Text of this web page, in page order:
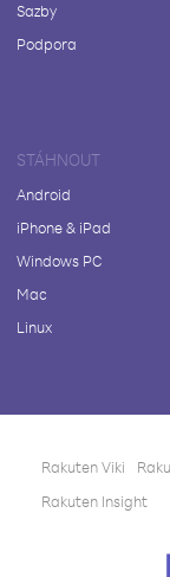
Sazby
Podpora
STÁHNOUT
Android
iPhone & iPad
Windows PC
Mac
Linux
Rakuten Viki
Rakuten Insight